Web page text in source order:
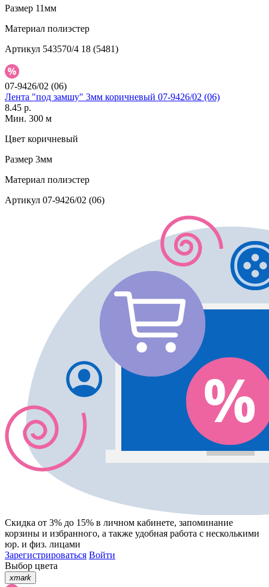
Размер 11мм
Материал полиэстер
Артикул 543570/4 18 (5481)
07-9426/02 (06)
Лента "под замшу" 3мм коричневый 07-9426/02 (06)
8.45 р.
Мин. 300 м
Цвет коричневый
Размер 3мм
Материал полиэстер
Артикул 07-9426/02 (06)
Скидка от 3% до 15% в личном кабинете, запоминание
корзины и избранного, а также удобная работа с несколькими
юр. и физ. лицами
Зарегистрироваться Войти
Выбор цвета
xmark